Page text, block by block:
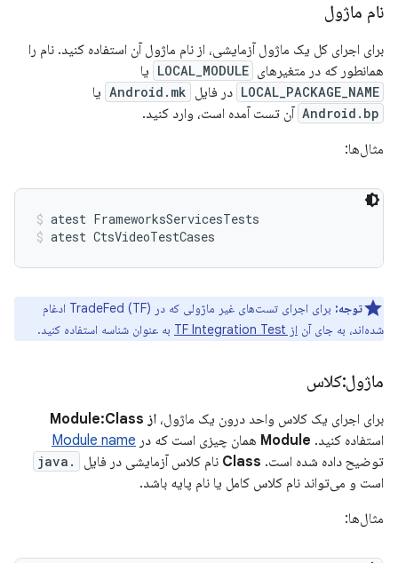
نام ماژول
برای اجرای کل یک ماژول آزمایشی، از نام ماژول آن استفاده کنید. نام را
همانطور که در متغیرهای LOCAL_MODULE یا
LOCAL_PACKAGE_NAME در فایل Android.mk یا
Android.bp آن تست آمده است، وارد کنید.
مثال‌ها:
atest FrameworksServicesTests
atest CtsVideoTestCases
توجه:
برای اجرای تست‌های غیر ماژولی که در TradeFed (TF) ادغام
شده‌اند، به جای آن از TF Integration Test به عنوان شناسه استفاده کنید.
ماژول:کلاس
برای اجرای یک کلاس واحد درون یک ماژول، از Module:Class
استفاده کنید. Module همان چیزی است که در Module name
توضیح داده شده است. Class نام کلاس آزمایشی در فایل .java
است و می‌تواند نام کلاس کامل یا نام پایه باشد.
مثال‌ها: